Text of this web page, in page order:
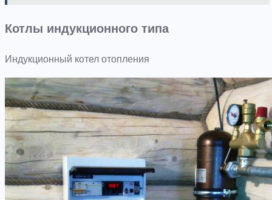
Котлы индукционного типа
Индукционный котел отопления